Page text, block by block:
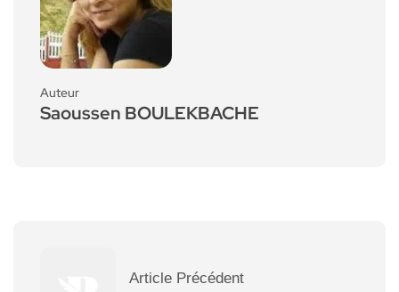
Auteur
Saoussen BOULEKBACHE
Article Précédent